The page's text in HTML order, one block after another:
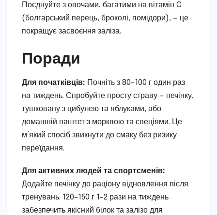
Поєднуйте з овочами, багатими на вітамін C
(болгарський перець, броколі, помідори), — це
покращує засвоєння заліза.
Поради
Для початківців: Почніть з 80–100 г один раз
на тиждень. Спробуйте просту страву — печінку,
тушковану з цибулею та яблуками, або
домашній паштет з морквою та спеціями. Це
м’який спосіб звикнути до смаку без ризику
переїдання.
Для активних людей та спортсменів:
Додайте печінку до раціону відновлення після
тренувань. 120–150 г 1–2 рази на тиждень
забезпечить якісний білок та залізо для